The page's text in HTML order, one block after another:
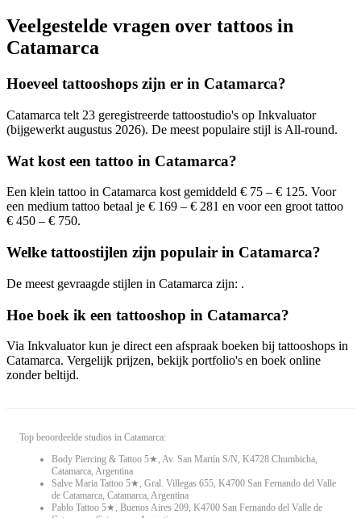
Veelgestelde vragen over tattoos in
Catamarca
Hoeveel tattooshops zijn er in Catamarca?
Catamarca telt 23 geregistreerde tattoostudio's op Inkvaluator
(bijgewerkt augustus 2026). De meest populaire stijl is All-round.
Wat kost een tattoo in Catamarca?
Een klein tattoo in Catamarca kost gemiddeld € 75 – € 125. Voor
een medium tattoo betaal je € 169 – € 281 en voor een groot tattoo
€ 450 – € 750.
Welke tattoostijlen zijn populair in Catamarca?
De meest gevraagde stijlen in Catamarca zijn: .
Hoe boek ik een tattooshop in Catamarca?
Via Inkvaluator kun je direct een afspraak boeken bij tattooshops in
Catamarca. Vergelijk prijzen, bekijk portfolio's en boek online
zonder beltijd.
Top beoordeelde studios in Catamarca:
Body Piercing & Tattoo 5★, Av. San Martín S/N, K4728 Chumbicha,
Catamarca, Argentina
Salve Maria Tattoo 5★, Gral. Villegas 655, K4700 San Fernando del Valle
de Catamarca, Catamarca, Argentina
Pablo Tattoo 5★, Buenos Aires 209, K4700 San Fernando del Valle de